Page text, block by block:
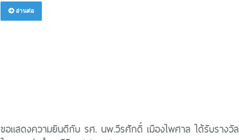
อ่านต่อ
ขอแสดงความยินดีกับ รศ. นพ.วีรศักดิ์ เมืองไพศาล ได้รับรางวัล